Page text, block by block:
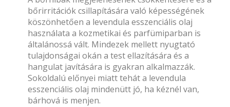
bőrirritációk csillapítására való képességének
köszönhetően a levendula esszenciális olaj
használata a kozmetikai és parfümiparban is
általánossá vált. Mindezek mellett nyugtató
tulajdonságai okán a test ellazítására és a
hangulat javítására is gyakran alkalmazzák.
Sokoldalú előnyei miatt tehát a levendula
esszenciális olaj mindenütt jó, ha kéznél van,
bárhová is menjen.